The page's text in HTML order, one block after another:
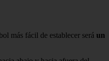
más fácil de establecer será un